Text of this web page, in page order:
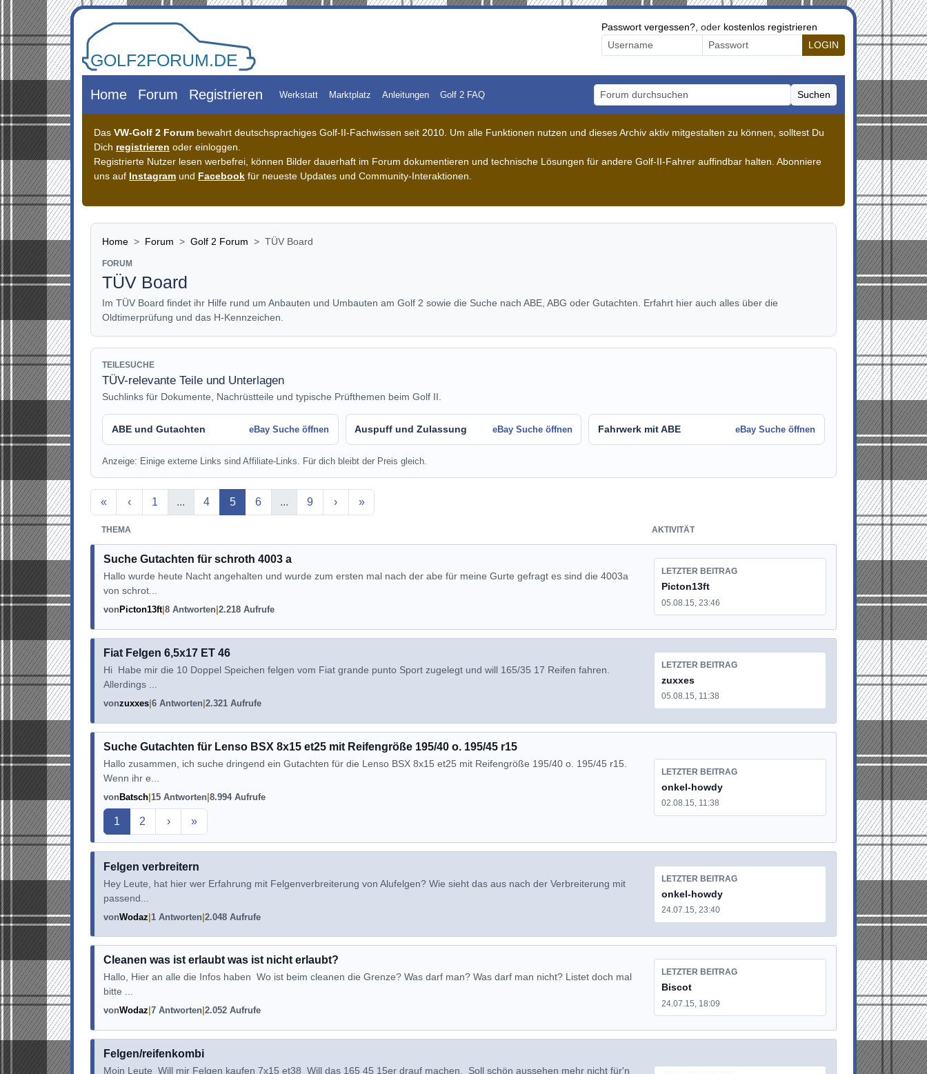
Zum Inhalt springen
Passwort vergessen? , oder kostenlos registrieren
LOGIN
Home Forum Registrieren Werkstatt Marktplatz Anleitungen Golf 2 FAQ
Forum durchsuchen
Suchen
Das VW-Golf 2 Forum bewahrt deutschsprachiges Golf-II-Fachwissen seit 2010. Um alle Funktionen nutzen und dieses Archiv aktiv mitgestalten zu können, solltest Du
Dich registrieren oder einloggen.
Registrierte Nutzer lesen werbefrei, können Bilder dauerhaft im Forum dokumentieren und technische Lösungen für andere Golf-II-Fahrer auffindbar halten. Abonniere
uns auf Instagram und Facebook für neueste Updates und Community-Interaktionen.
Home Forum Golf 2 Forum TÜV Board
FORUM
TÜV Board
Im TÜV Board findet ihr Hilfe rund um Anbauten und Umbauten am Golf 2 sowie die Suche nach ABE, ABG oder Gutachten. Erfahrt hier auch alles über die
Oldtimerprüfung und das H-Kennzeichen.
TEILESUCHE
TÜV-relevante Teile und Unterlagen
Suchlinks für Dokumente, Nachrüstteile und typische Prüfthemen beim Golf II.
ABE und Gutachten eBay Suche öffnen Auspuff und Zulassung eBay Suche öffnen Fahrwerk mit ABE eBay Suche öffnen
Anzeige: Einige externe Links sind Affiliate-Links. Für dich bleibt der Preis gleich.
« ‹ 1 ... 4 Aktuelle Seite
5 6 ... 9 › »
THEMA AKTIVITÄT
Suche Gutachten für schroth 4003 a
Hallo wurde heute Nacht angehalten und wurde zum ersten mal nach der abe für meine Gurte gefragt es sind die 4003a
von schrot...
vonPicton13ft 8 Antworten 2.218 Aufrufe
LETZTER BEITRAG
Picton13ft
05.08.15, 23:46
Fiat Felgen 6,5x17 ET 46
Hi Habe mir die 10 Doppel Speichen felgen vom Fiat grande punto Sport zugelegt und will 165/35 17 Reifen fahren.
Allerdings ...
vonzuxxes 6 Antworten 2.321 Aufrufe
LETZTER BEITRAG
zuxxes
05.08.15, 11:38
Suche Gutachten für Lenso BSX 8x15 et25 mit Reifengröße 195/40 o. 195/45 r15
Hallo zusammen, ich suche dringend ein Gutachten für die Lenso BSX 8x15 et25 mit Reifengröße 195/40 o. 195/45 r15.
Wenn ihr e...
vonBatsch 15 Antworten 8.994 Aufrufe
Aktuelle Seite
1 2 › »
LETZTER BEITRAG
onkel-howdy
02.08.15, 11:38
Felgen verbreitern
Hey Leute, hat hier wer Erfahrung mit Felgenverbreiterung von Alufelgen? Wie sieht das aus nach der Verbreiterung mit
passend...
vonWodaz 1 Antworten 2.048 Aufrufe
LETZTER BEITRAG
onkel-howdy
24.07.15, 23:40
Cleanen was ist erlaubt was ist nicht erlaubt?
Hallo, Hier an alle die Infos haben Wo ist beim cleanen die Grenze? Was darf man? Was darf man nicht? Listet doch mal
bitte ...
vonWodaz 7 Antworten 2.052 Aufrufe
LETZTER BEITRAG
Biscot
24.07.15, 18:09
Felgen/reifenkombi
Moin Leute Will mir Felgen kaufen 7x15 et38 Will das 165 45 15er drauf machen, Soll schön aussehen mehr nicht für'n